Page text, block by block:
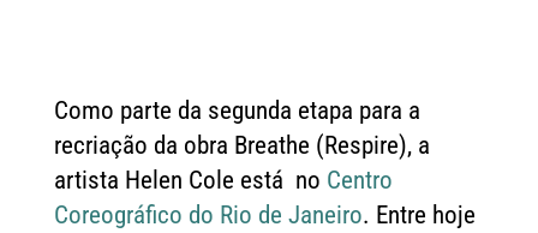
Como parte da segunda etapa para a
recriação da obra Breathe (Respire), a
artista Helen Cole está no Centro
Coreográfico do Rio de Janeiro. Entre hoje